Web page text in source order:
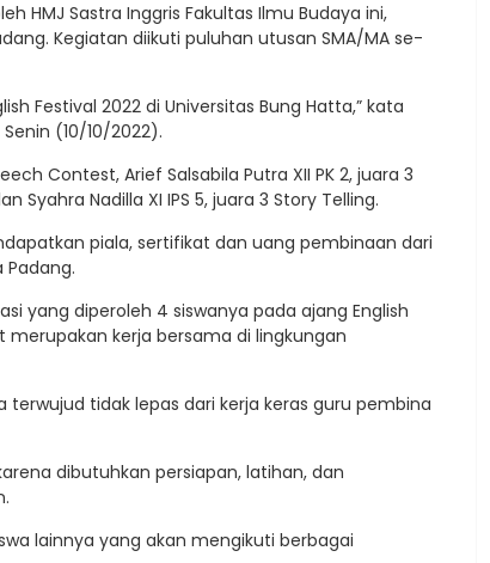
HMJ Sastra Inggris Fakultas Ilmu Budaya ini,
Kegiatan diikuti puluhan utusan SMA/MA se-
Festival 2022 di Universitas Bung Hatta,” kata
(10/10/2022).
Contest, Arief Salsabila Putra XII PK 2, juara 3
Syahra Nadilla XI IPS 5, juara 3 Story Telling.
piala, sertifikat dan uang pembinaan dari
Padang.
yang diperoleh 4 siswanya pada ajang English
merupakan kerja bersama di lingkungan
terwujud tidak lepas dari kerja keras guru pembina
dibutuhkan persiapan, latihan, dan
lainnya yang akan mengikuti berbagai